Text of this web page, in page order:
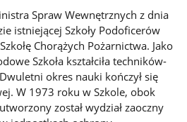
Spraw Wewnętrznych z dnia
istniejącej Szkoły Podoficerów
Chorążych Pożarnictwa. Jako
Szkoła kształciła techników-
okres nauki kończył się
W 1973 roku w Szkole, obok
został wydział zaoczny